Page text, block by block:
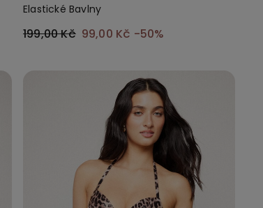
Elastické Bavlny
199,00 Kč 99,00 Kč -50%